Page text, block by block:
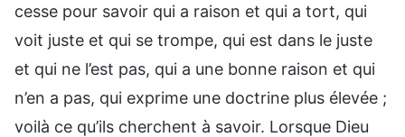
cesse pour savoir qui a raison et qui a tort, qui
voit juste et qui se trompe, qui est dans le juste
et qui ne l’est pas, qui a une bonne raison et qui
n’en a pas, qui exprime une doctrine plus élevée ;
voilà ce qu’ils cherchent à savoir. Lorsque Dieu